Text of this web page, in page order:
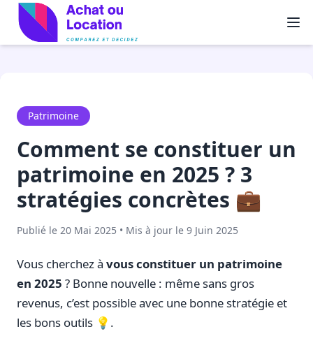
Patrimoine
Comment se constituer un
patrimoine en 2025 ? 3
stratégies concrètes 💼
Publié le 20 Mai 2025 • Mis à jour le 9 Juin 2025
Vous cherchez à vous constituer un patrimoine
en 2025 ? Bonne nouvelle : même sans gros
revenus, c’est possible avec une bonne stratégie et
les bons outils 💡.